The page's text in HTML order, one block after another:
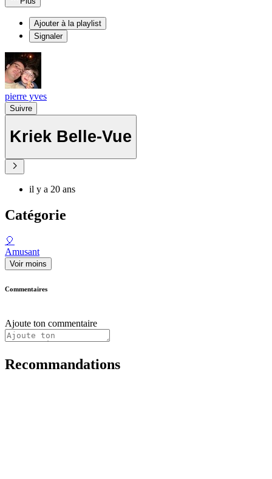
Ajouter à la playlist
Signaler
pierre yves
Suivre
Kriek Belle-Vue
il y a 20 ans
Catégorie
🎈
Amusant
Voir moins
Commentaires
Ajoute ton commentaire
Recommandations